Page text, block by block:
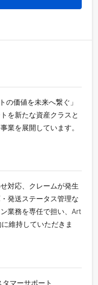
価値を未来へ繋ぐ」
を新たな資産クラスと
業を展開しています。
対応、クレームが発生
発送ステータス管理な
業務を専任で担い、Art
維持していただきま
マーサポート